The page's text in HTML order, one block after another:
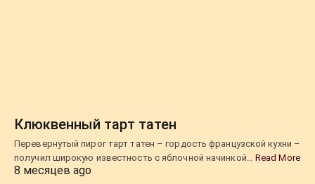
Клюквенный тарт татен
Перевернутый пирог тарт татен – гордость французской кухни –
получил широкую известность с яблочной начинкой… Read More
8 месяцев ago